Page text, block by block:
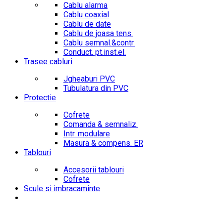
Cablu alarma
Cablu coaxial
Cablu de date
Cablu de joasa tens.
Cablu semnal.&contr.
Conduct. pt.inst.el.
Trasee cabluri
Jgheaburi PVC
Tubulatura din PVC
Protectie
Cofrete
Comanda & semnaliz.
Intr. modulare
Masura & compens. ER
Tablouri
Accesorii tablouri
Cofrete
Scule si imbracaminte